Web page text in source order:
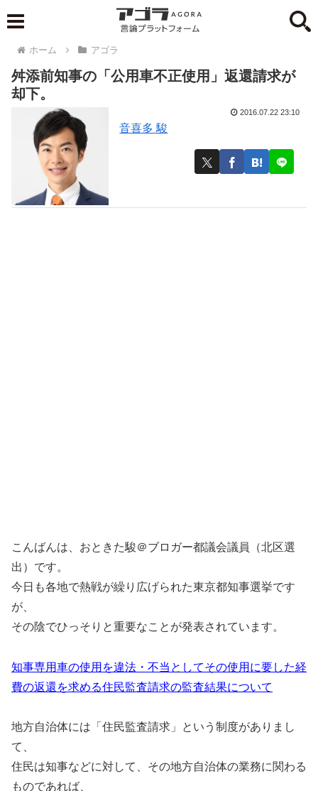
ホーム アゴラ
舛添前知事の「公用車不正使用」返還請求が
却下。
音喜多 駿
2016.07.22 23:10
こんばんは、おときた駿＠ブロガー都議会議員（北区選
出）です。
今日も各地で熱戦が繰り広げられた東京都知事選挙です
が、
その陰でひっそりと重要なことが発表されています。
知事専用車の使用を違法・不当としてその使用に要した経
費の返還を求める住民監査請求の監査結果について
地方自治体には「住民監査請求」という制度がありまし
て、
住民は知事などに対して、その地方自治体の業務に関わる
ものであれば、